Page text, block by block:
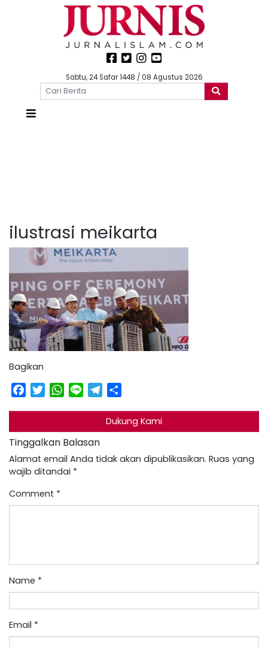
Sabtu, 24 Safar 1448 / 08 Agustus 2026
ilustrasi meikarta
Bagikan
Facebook
TwitterWhatsApp
Line Telegram
Dukung Kami
Tinggalkan Balasan
Alamat email Anda tidak akan dipublikasikan. Ruas yang
wajib ditandai *
Comment *
Name *
Email *